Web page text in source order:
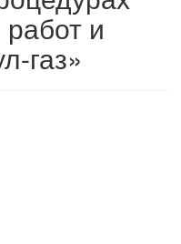
работ и
газ»